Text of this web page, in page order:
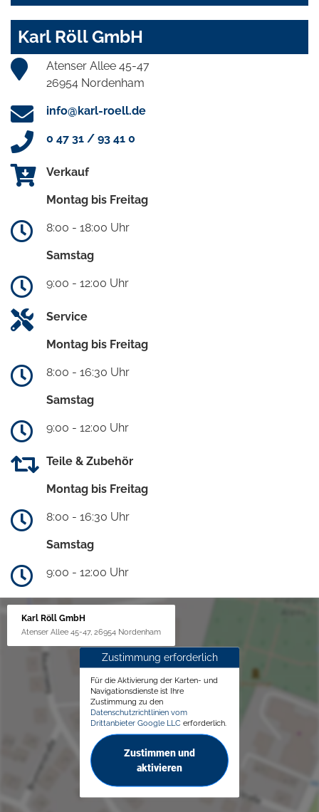
Karl Röll GmbH
Atenser Allee 45-47
26954 Nordenham
info@karl-roell.de
0 47 31 / 93 41 0
Verkauf
Montag bis Freitag
8:00 - 18:00 Uhr
Samstag
9:00 - 12:00 Uhr
Service
Montag bis Freitag
8:00 - 16:30 Uhr
Samstag
9:00 - 12:00 Uhr
Teile & Zubehör
Montag bis Freitag
8:00 - 16:30 Uhr
Samstag
9:00 - 12:00 Uhr
Karl Röll GmbH
Atenser Allee 45-47, 26954 Nordenham
Zustimmung erforderlich
Für die Aktivierung der Karten- und
Navigationsdienste ist Ihre
Zustimmung zu den
Datenschutzrichtlinien vom
Drittanbieter Google LLC erforderlich.
Zustimmen und
aktivieren